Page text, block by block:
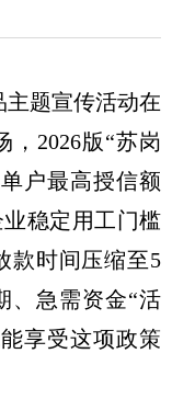
主题宣传活动在
2026版“苏岗
户最高授信额
业稳定用工门槛
款时间压缩至5
、急需资金“活
享受这项政策